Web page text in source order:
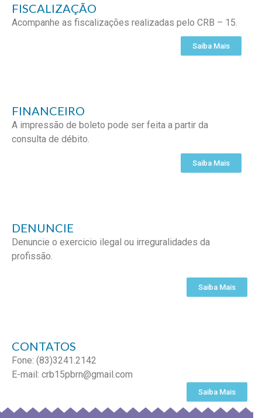
FISCALIZAÇÃO
Acompanhe as fiscalizações realizadas pelo CRB – 15.
Saiba Mais
FINANCEIRO
A impressão de boleto pode ser feita a partir da
consulta de débito.
Saiba Mais
DENUNCIE
Denuncie o exercicio ilegal ou irreguralidades da
profissão.
Saiba Mais
CONTATOS
Fone: (83)3241.2142
E-mail: crb15pbrn@gmail.com
Saiba Mais